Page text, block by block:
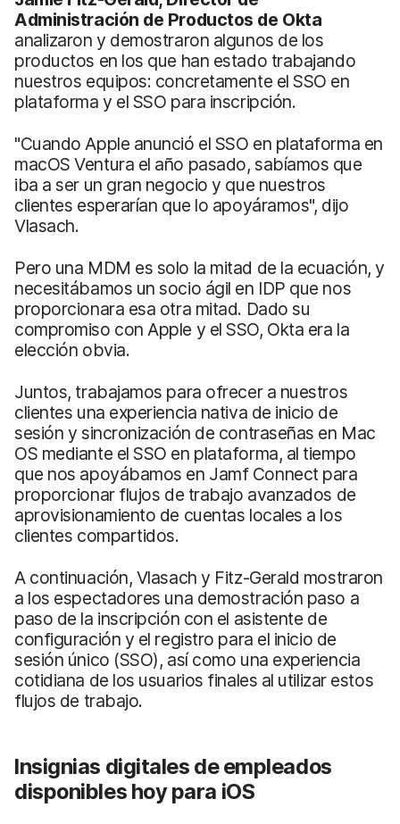
Administración de Productos de Okta
analizaron y demostraron algunos de los
productos en los que han estado trabajando
nuestros equipos: concretamente el SSO en
plataforma y el SSO para inscripción.
"Cuando Apple anunció el SSO en plataforma en
macOS Ventura el año pasado, sabíamos que
iba a ser un gran negocio y que nuestros
clientes esperarían que lo apoyáramos", dijo
Vlasach.
Pero una MDM es solo la mitad de la ecuación, y
necesitábamos un socio ágil en IDP que nos
proporcionara esa otra mitad. Dado su
compromiso con Apple y el SSO, Okta era la
elección obvia.
Juntos, trabajamos para ofrecer a nuestros
clientes una experiencia nativa de inicio de
sesión y sincronización de contraseñas en Mac
OS mediante el SSO en plataforma, al tiempo
que nos apoyábamos en Jamf Connect para
proporcionar flujos de trabajo avanzados de
aprovisionamiento de cuentas locales a los
clientes compartidos.
A continuación, Vlasach y Fitz-Gerald mostraron
a los espectadores una demostración paso a
paso de la inscripción con el asistente de
configuración y el registro para el inicio de
sesión único (SSO), así como una experiencia
cotidiana de los usuarios finales al utilizar estos
flujos de trabajo.
Insignias digitales de empleados
disponibles hoy para iOS